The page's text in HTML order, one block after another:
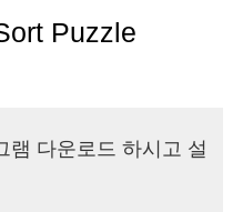
레이어에게 끝없는 엔
다.
게임에는 다양한 견
키는 것이 포함됩니다.
테스트해 보세요. 배
즘을 갖춘 볼트 너트
Puzzle
램 다운로드 하시고 설